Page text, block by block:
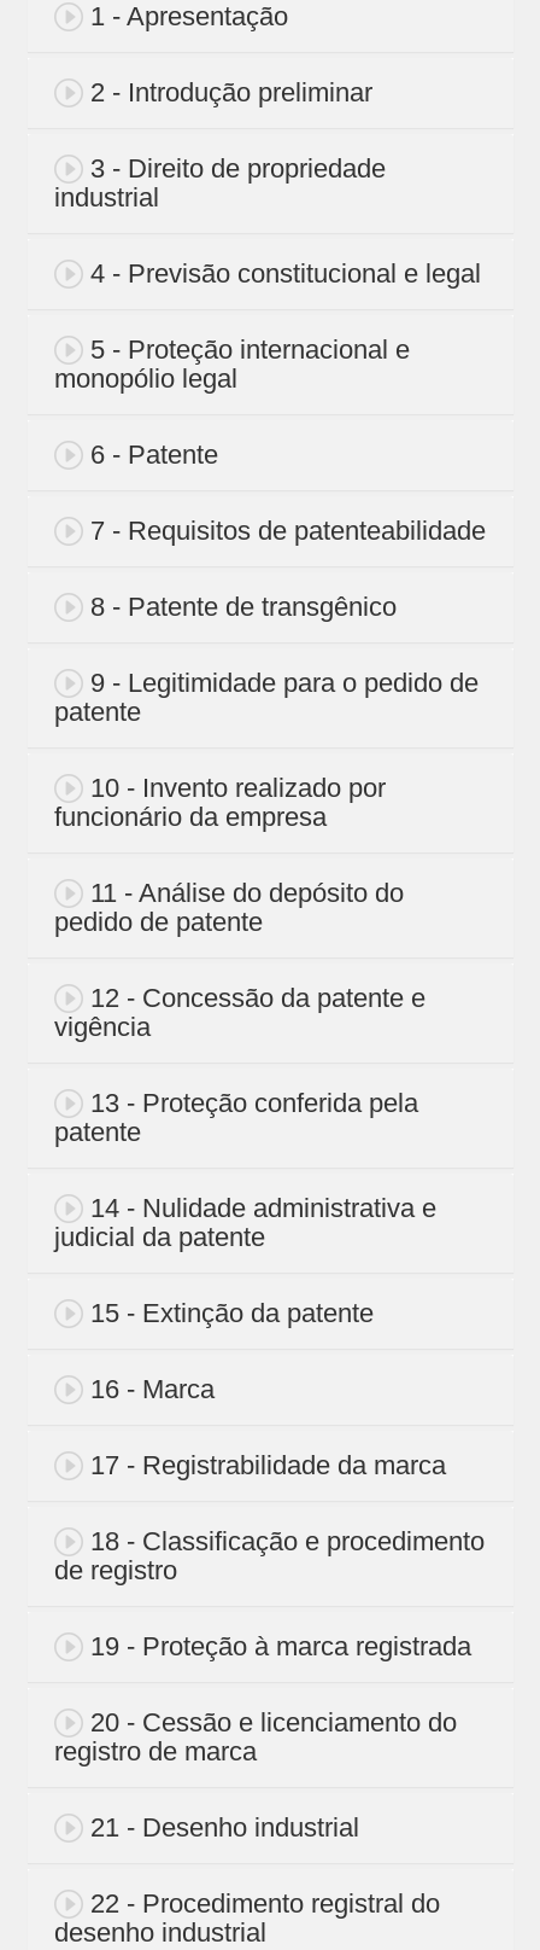
1 - Apresentação
2 - Introdução preliminar
3 - Direito de propriedade
industrial
4 - Previsão constitucional e legal
5 - Proteção internacional e
monopólio legal
6 - Patente
7 - Requisitos de patenteabilidade
8 - Patente de transgênico
9 - Legitimidade para o pedido de
patente
10 - Invento realizado por
funcionário da empresa
11 - Análise do depósito do
pedido de patente
12 - Concessão da patente e
vigência
13 - Proteção conferida pela
patente
14 - Nulidade administrativa e
judicial da patente
15 - Extinção da patente
16 - Marca
17 - Registrabilidade da marca
18 - Classificação e procedimento
de registro
19 - Proteção à marca registrada
20 - Cessão e licenciamento do
registro de marca
21 - Desenho industrial
22 - Procedimento registral do
desenho industrial